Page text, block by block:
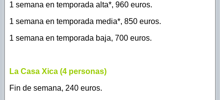
1 semana en temporada alta*, 960 euros.
1 semana en temporada media*, 850 euros.
1 semana en temporada baja, 700 euros.
La Casa Xica (4 personas)
Fin de semana, 240 euros.